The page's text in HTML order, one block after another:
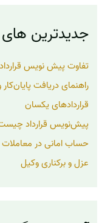
ر
:
جدیدترین
تفاوت پیش نویس
راهنمای دریافت
قراردادهای یکسان
پیش‌نویس قرارداد
حساب امانی در
عزل و برکناری وکیل